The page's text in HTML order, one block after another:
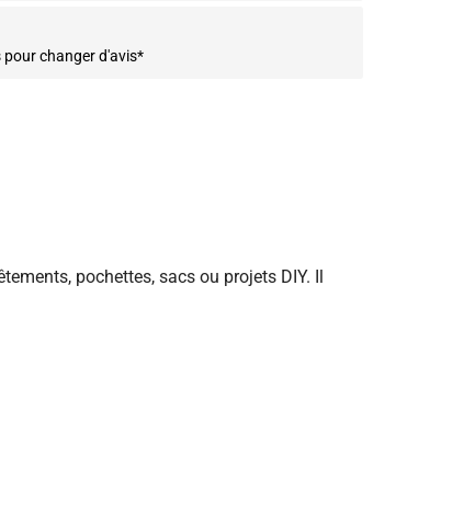
pour changer d'avis*
pochettes, sacs ou projets DIY. Il